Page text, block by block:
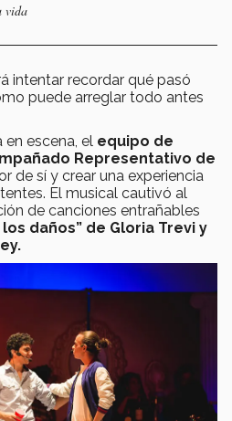
vida
intentar recordar qué pasó
puede arreglar todo antes
escena, el equipo de
Representativo de
de sí y crear una experiencia
El musical cautivó al
de canciones entrañables
daños” de Gloria Trevi y